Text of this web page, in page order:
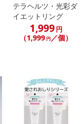
テラヘルツ・光彩ダ
イエットリング
1,999円
（1,999 円 ／個）